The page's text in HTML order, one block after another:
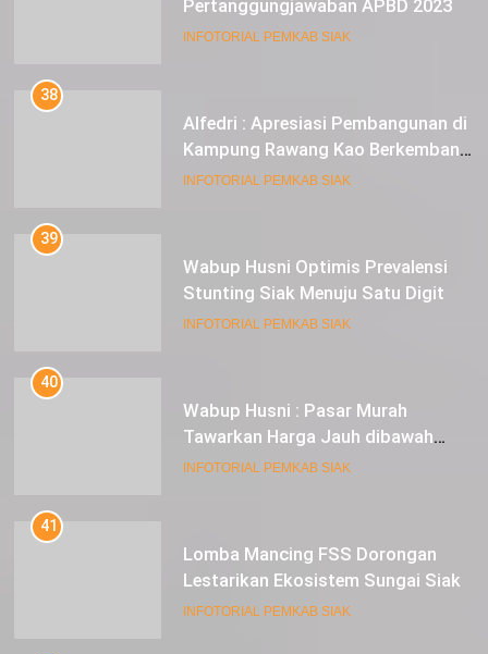
Pertanggungjawaban APBD 2023
INFOTORIAL PEMKAB SIAK
38
Alfedri : Apresiasi Pembangunan di
Kampung Rawang Kao Berkembang
Pesat
INFOTORIAL PEMKAB SIAK
39
Wabup Husni Optimis Prevalensi
Stunting Siak Menuju Satu Digit
INFOTORIAL PEMKAB SIAK
40
Wabup Husni : Pasar Murah
Tawarkan Harga Jauh dibawah
Pasar Tradisional
INFOTORIAL PEMKAB SIAK
41
Lomba Mancing FSS Dorongan
Lestarikan Ekosistem Sungai Siak
INFOTORIAL PEMKAB SIAK